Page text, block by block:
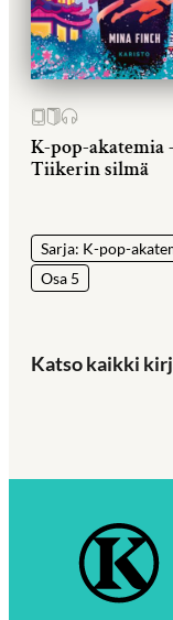
K-pop-akatemia
Tiikerin silmä
Sarja: K-pop-
Osa 5
Katso kaikki